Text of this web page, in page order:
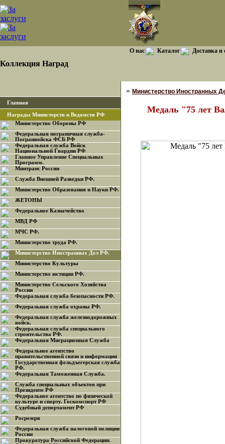
Коллекция Наград
О нас Каталог Доставка и
Главная
Награды Министерств и Ведомств РФ
Министерство Обороны РФ
Федеральная пограничная служба-
Погранвойска ФСБ РФ
Федеральная служба Войск
Национальной Гвардии РФ
Главное Управление Специальных
Программ.
Минтранс России
Служба Внешней Разведки РФ.
Министерство Образования и Науки РФ.
ЖЕТОНЫ
Федеральное Казначейство
МВД РФ
МЧС РФ.
Министерство труда РФ.
Министерство Иностранных Дел РФ.
Министерство Культуры
Министерство юстиции РФ.
Министерство Сельского Хозяйства
России
Федеральная служба безопасности РФ.
Федеральная служба охраны РФ.
Федеральная служба железнодорожных
войск.
Федеральная служба специального
строительства РФ.
Федеральная Миграционная Служба
Федеральное агентство
правительственной связи и информации
Государственная фельдъегерская служба
РФ.
Федеральная Таможенная Служба.
Служба специальных объектов при
Президенте РФ
Федеральное агентство по физической
культуре и спорту. Госкомспорт РФ
Судебный депортамент РФ
Росрезерв
Федеральная служба налоговой полиции
России
Прокуратура Российской Федерации.
» Министерство Иностранных
Медаль "75 лет